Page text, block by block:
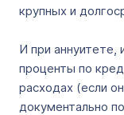
крупных и
И при аннуитете,
проценты по
расходах (если
документально